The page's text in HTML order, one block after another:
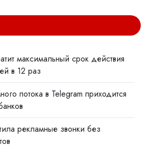
максимальный срок действия
в 12 раз
потока в Telegram приходится
рекламные звонки без